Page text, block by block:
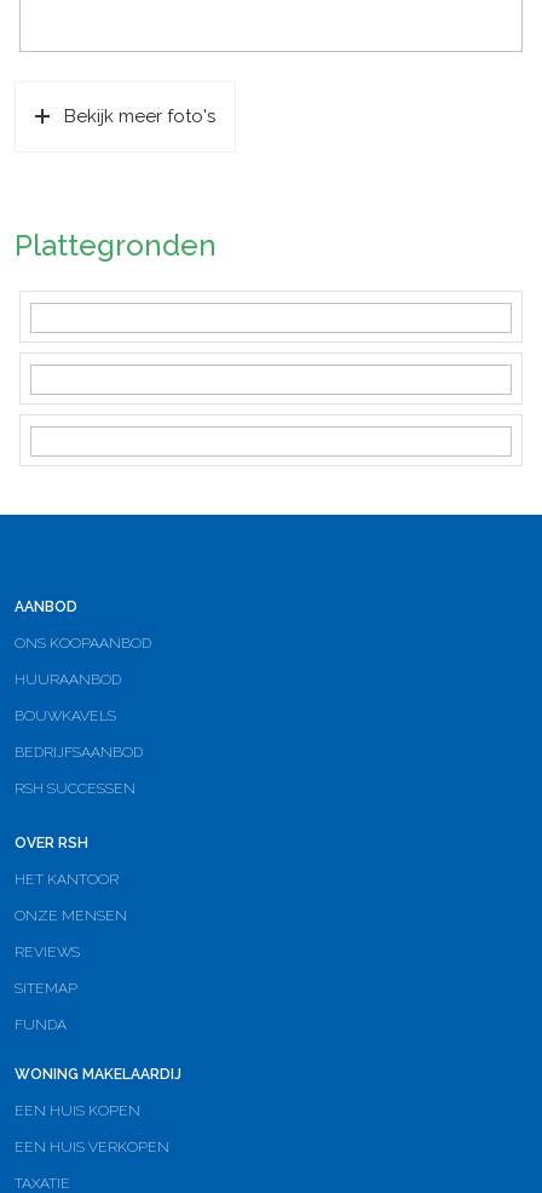
Bekijk meer foto's
Plattegronden
AANBOD
ONS KOOPAANBOD
HUURAANBOD
BOUWKAVELS
BEDRIJFSAANBOD
RSH SUCCESSEN
OVER RSH
HET KANTOOR
ONZE MENSEN
REVIEWS
SITEMAP
FUNDA
WONING MAKELAARDIJ
EEN HUIS KOPEN
EEN HUIS VERKOPEN
TAXATIE